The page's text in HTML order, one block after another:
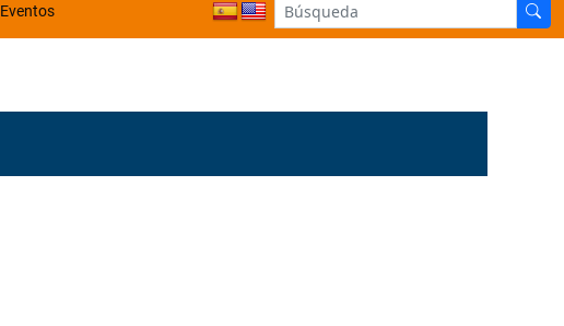
Eventos